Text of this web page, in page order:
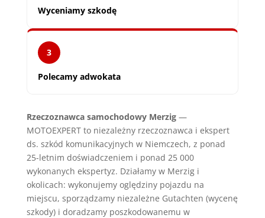
Wyceniamy szkodę
3
Polecamy adwokata
Rzeczoznawca samochodowy Merzig—
MOTOEXPERT to niezależny rzeczoznawca i ekspert
ds. szkód komunikacyjnych w Niemczech, z ponad
25-letnim doświadczeniem i ponad 25 000
wykonanych ekspertyz. Działamy w Merzig i
okolicach: wykonujemy oględziny pojazdu na
miejscu, sporządzamy niezależne Gutachten (wycenę
szkody) i doradzamy poszkodowanemu w